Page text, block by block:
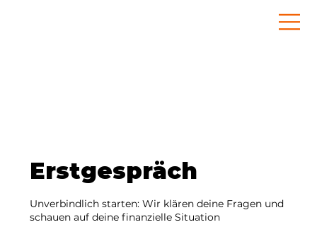
Erstgespräch
Unverbindlich starten: Wir klären deine Fragen und
schauen auf deine finanzielle Situation